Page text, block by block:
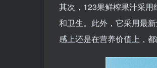
其次，123果鲜榨果汁采
和卫生。此外，它采用最
感上还是在营养价值上，都